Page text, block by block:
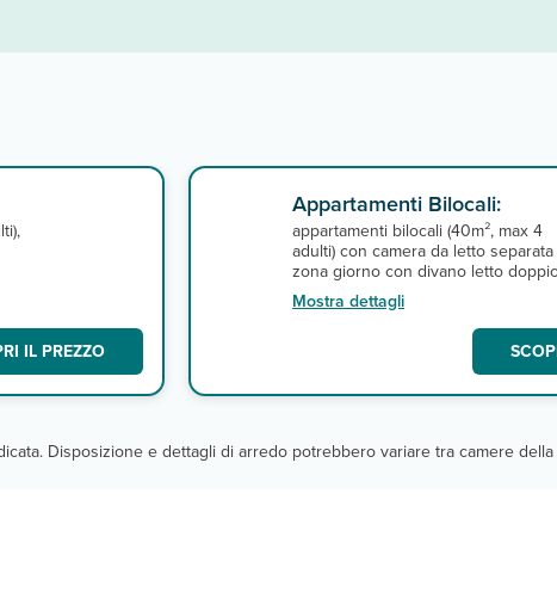
,
IL PREZZO
Appartamenti Bilocali:
appartamenti bilocali (40m², max 4
adulti) con camera da letto
zona giorno con divano letto
Tutti dispongono di terrazza o
servizi privati, angolo cottura con
minifrigo, aria condizionata,
asciugacapelli, connessione wi-fi
gratuita e tv satellitare con canali
italiani (Rai). A pagamento, cassetta
(eccetto la domenica) e cambio
Mostra dettagli
Disposizione e dettagli di arredo potrebbero variare tra camere